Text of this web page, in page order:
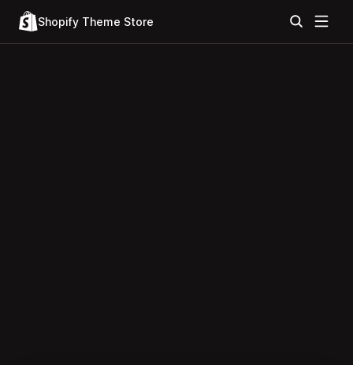
Shopify Theme Store